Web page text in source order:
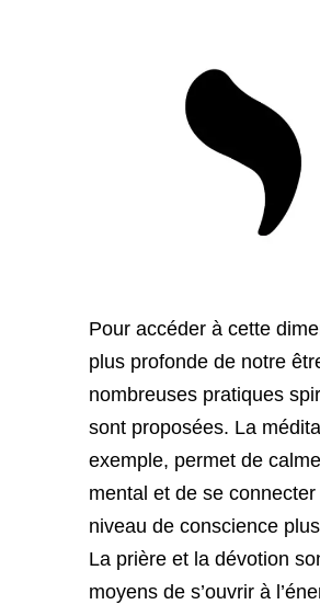
Pour accéder à cette
plus profonde de notre
nombreuses pratiques
sont proposées. La
exemple, permet de
mental et de se connecter
niveau de conscience
La prière et la dévotion
moyens de s’ouvrir à